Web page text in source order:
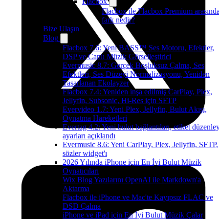
Flacbox ile Flacbox Premium
fark nedir?
Bize Ulaşın
Blog
Flacbox 7.6: Yeni BASS™ Ses Motoru, Efektler,
DSP ve Canlı Müzik Görselleştirici
Evermusic 8.7: Gerçek Boşluksuz Çalma, Ses
Efektleri, Ses Düzeyi Normalizasyonu, Yeniden
Tasarlanan Ekolayzer
Flacbox 7.4: Yeniden inşa edilmiş CarPlay, Plex,
Jellyfin, Subsonic, Hi-Res için SFTP
Evervideo 1.7: Yeni Plex, Jellyfin, Bulut Akışı,
Oynatma Hareketleri
Evertag 4.2: Yeni bulut bağlantıları, etiket
ayarları açıklandı
Evermusic 8.6: Yeni CarPlay, Plex, Jellyfin, SFTP,
sözler widget'ı
2026 Yılında iPhone için En İyi Bulut Müzik
Oynatıcıları
Wix Blog Yazılarını OpenAI ile Markdown'a
Aktarma
Flacbox ile iPhone ve Mac'te Kayıpsız FLAC ve
DSD Çalma
iPhone ve iPad için En İyi Bulut Müzik Çalar